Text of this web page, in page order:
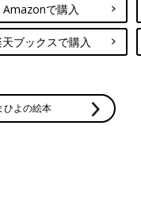
Amazonで購入
ブックスで購入
ひよの絵本